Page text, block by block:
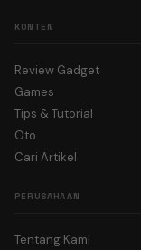
KONTEN
Review Gadget
Games
Tips & Tutorial
Oto
Cari Artikel
PERUSAHAAN
Tentang Kami